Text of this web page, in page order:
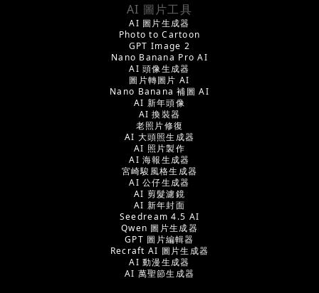
AI 圖片工具
AI 圖片生成器
Photo to Cartoon
GPT Image 2
Nano Banana Pro AI
AI 頭像生成器
圖片轉圖片 AI
Nano Banana 補圖 AI
AI 新年頭像
AI 換裝器
老照片修復
AI 大頭照生成器
AI 照片製作
AI 海報生成器
宮崎駿風格生成器
AI 公仔生成器
AI 剪髮濾鏡
AI 新年封面
Seedream 4.5 AI
Qwen 圖片生成器
GPT 圖片編輯器
Recraft AI 圖片生成器
AI 動漫生成器
AI 萬聖節生成器